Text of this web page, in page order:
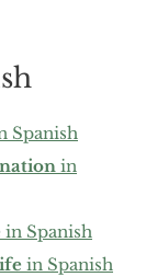
Spanish
in
in Spanish
in Spanish